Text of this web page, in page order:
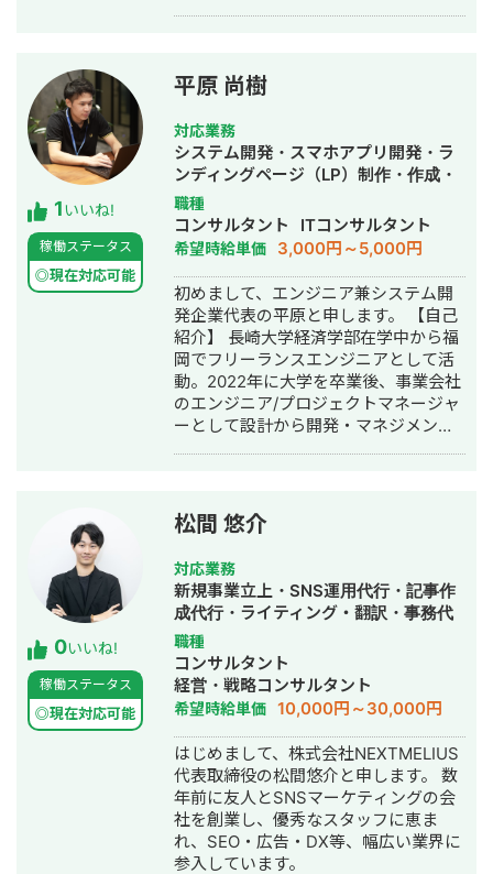
1いいね!
稼働ステータス
◎現在対応可能
平原 尚樹
対応業務
システム開発・スマホアプリ開発・ラ
ンディングページ（LP）制作・作成・
Youtubeチャンネル運営代行・立ち上
げ・ECサイト構築・ネットショップ作
成代行・SEO対策・新規事業立上・
SNS運用代行・キャスティング・記事
作成代行・ライティング・翻訳・事務
代行・ホームページ制作・作成・バナ
ー制作・デザイン・ロゴデザイン・作
成・イラスト制作・リスティング広告
運用代行・オウンドメディア制作・構
築・運用代行・動画制作・動画編集・
漫画制作・作曲・営業代行
職種
コンサルタント ITコンサルタント
希望時給単価 3,000円～5,000円
初めまして、エンジニア兼システム開
発企業代表の平原と申します。 【自己
紹介】 長崎大学経済学部在学中から福
岡でフリーランスエンジニアとして活
動。2022年に大学を卒業後、事業会社
のエンジニア/プロジェクトマネージャ
ーとして設計から開発・マネジメント
つつ、株式会社ProgateでAWSカリキ
ュラムの監修や技術講師として業務委
託で稼働しています。 【対応期間】 日
中のお返事可能です。 【お取引様】 ・
某大手車メーカー様 ・某大手保険会社
様 ・株式会社Progate様 【詳細経歴・
スキルシート】
https://docs.google.com/spreadsheets/
株式会社BlueAI 代表取締役CEO/CTO
平原尚樹 〒105-0004 東京都港区新橋
1-12-9 8F 新橋プレイス（受付7階）
mail n-hirahara@blueai.co.jp HP
https://blueai.co.jp "Your Growth, Our
Mission.Your Best Supporting
Partner"
0いいね!
稼働ステータス
◎現在対応可能
松間 悠介
対応業務
新規事業立上・SNS運用代行・記事作
成代行・ライティング・翻訳・事務代
行・動画制作・動画編集
職種
コンサルタント
経営・戦略コンサルタント
希望時給単価 10,000円～30,000円
はじめまして、株式会社NEXTMELIUS
代表取締役の松間悠介と申します。 数
年前に友人とSNSマーケティングの会
社を創業し、優秀なスタッフに恵ま
れ、SEO・広告・DX等、幅広い業界に
参入しています。